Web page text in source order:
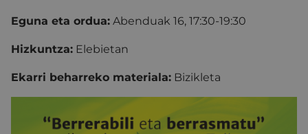
Eguna eta ordua: Abenduak 16, 17:30-19:30
Hizkuntza: Elebietan
Ekarri beharreko materiala: Bizikleta